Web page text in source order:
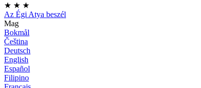
★ ★ ★
Az Égi Atya beszél
Mag
Bokmål
Čeština
Deutsch
English
Español
Filipino